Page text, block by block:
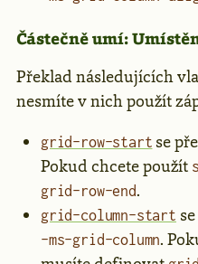
Částečně umí:
Překlad následujících
nesmíte v nich použít
grid-row-start se
Pokud chcete použít
grid-row-end.
grid-column-start
-ms-grid-column.